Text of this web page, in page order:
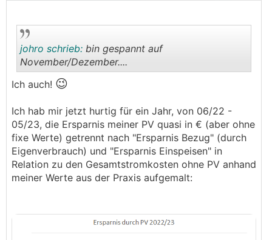
johro schrieb: bin gespannt auf
November/Dezember....
Ich auch! 😉
Ich hab mir jetzt hurtig für ein Jahr, von 06/22 -
05/23, die Ersparnis meiner PV quasi in € (aber ohne
fixe Werte) getrennt nach "Ersparnis Bezug" (durch
Eigenverbrauch) und "Ersparnis Einspeisen" in
Relation zu den Gesamtstromkosten ohne PV anhand
meiner Werte aus der Praxis aufgemalt: